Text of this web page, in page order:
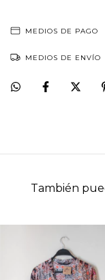
MEDIOS DE PAGO
MEDIOS DE ENVÍO
También